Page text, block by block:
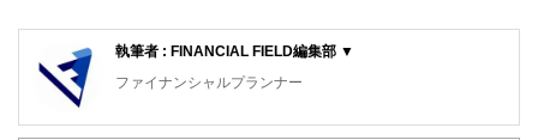
執筆者 : FINANCIAL FIELD編集部 ▼
ファイナンシャルプランナー
FinancialField編集部は、金融、経済に関する記事を、日々